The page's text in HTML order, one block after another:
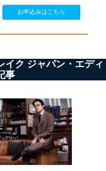
継続的改善
テムを継続的に改
護マネジメントシ
ては以下までご連
ます。
お申込みはこちら
ク ジャパン・エディ
事